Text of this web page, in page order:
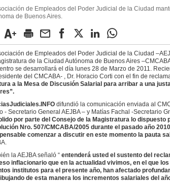
de Empleados del Poder Judicial de la Ciudad
de Buenos Aires.
de Empleados del Poder Judicial de la Ciudad
de la Ciudad Autónoma de Buenos Aires
se desarrollará el día lunes 28 de Marzo de 2011.
del CMCABA- , Dr. Horacio Corti con el fin de
a la Mesa de Discusión Salarial para arribar a una
difundió la comunicación enviada al
- Secretario General AEJBA – y Matías Fachal -Secretario
por parte del Consejo de la Magistratura lo dispuesto
Nro. 507/CMCABA/2005 durante el pasado año
comenzar a discutir en este momento la pauta
la AEJBA señaló “ entenderá usted el sustento del
inflacionario que en la actualidad vivimos, en el que
institutos para el presente año, han afectado
de esta manera los incrementos salariales del